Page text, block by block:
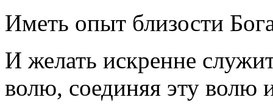
Иметь опыт близости
И желать искренне
волю, соединяя эту волю